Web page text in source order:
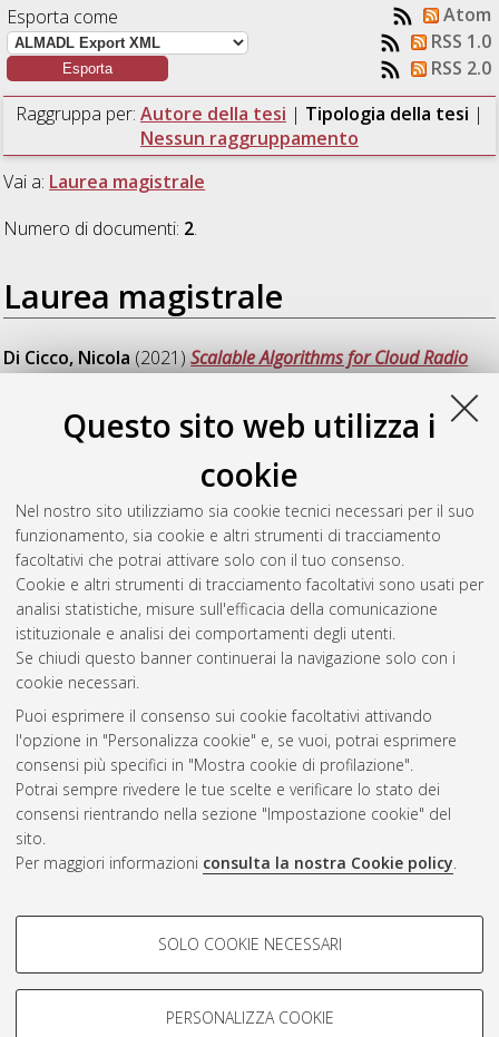
Questo sito web utilizza i
cookie
Nel nostro sito utilizziamo sia cookie tecnici necessari per il suo
funzionamento, sia cookie e altri strumenti di tracciamento
facoltativi che potrai attivare solo con il tuo consenso.
Cookie e altri strumenti di tracciamento facoltativi sono usati per
analisi statistiche, misure sull'efficacia della comunicazione
istituzionale e analisi dei comportamenti degli utenti.
Se chiudi questo banner continuerai la navigazione solo con i
cookie necessari.
Puoi esprimere il consenso sui cookie facoltativi attivando
l'opzione in "Personalizza cookie" e, se vuoi, potrai esprimere
consensi più specifici in "Mostra cookie di profilazione".
Potrai sempre rivedere le tue scelte e verificare lo stato dei
consensi rientrando nella sezione "Impostazione cookie" del
sito.
Per maggiori informazioni consulta la nostra Cookie policy.
COOKIE DI PROFILAZIONE -
Si tratta di cookie utilizzati per analizzare le caratteristiche della
navigazione degli utenti, creare profili in base al loro comportamento
SOLO COOKIE NECESSARI
PERSONALIZZA COOKIE
Esporta come
Atom
RSS 1.0
RSS 2.0
Raggruppa per: Autore della tesi | Tipologia della tesi |
Nessun raggruppamento
Vai a: Laurea magistrale
Numero di documenti: 2.
Laurea magistrale
Di Cicco, Nicola(2021)Scalable Algorithms for Cloud Radio
Access Network (C-RAN) Optimization.[Laurea magistrale],
Telecommunications
engineering [LM-DM270]
(2021)Implementation of a complete sensor
the WeLight project.[Laurea magistrale], Università di Bologna,
Corso di Studio inTelecommunications engineering [LM-
DM270], Documento ad accesso riservato.
Questa lista e' stata generata ilMon Aug 10 05:09:08 2026
CEST
Atom
Rss 1.0
Rss 2.0
AMS Laurea
Impostazioni Cookie
Informativa sulla privacy
Condizioni d’uso del sito